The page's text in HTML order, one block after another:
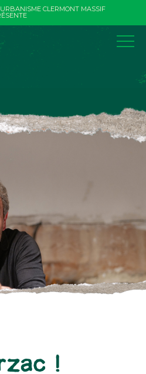
CLERMONT MASSIF
!